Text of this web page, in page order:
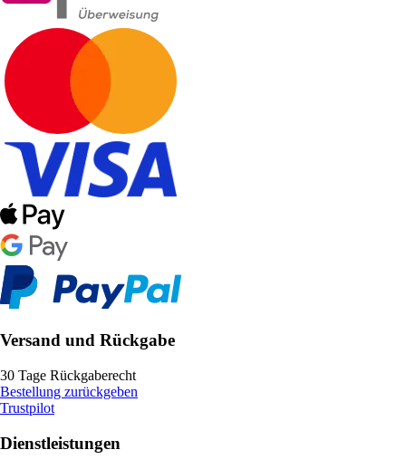
Versand und Rückgabe
30 Tage Rückgaberecht
Bestellung zurückgeben
Trustpilot
Dienstleistungen